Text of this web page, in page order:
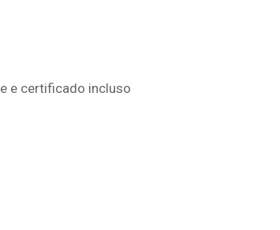
e certificado incluso